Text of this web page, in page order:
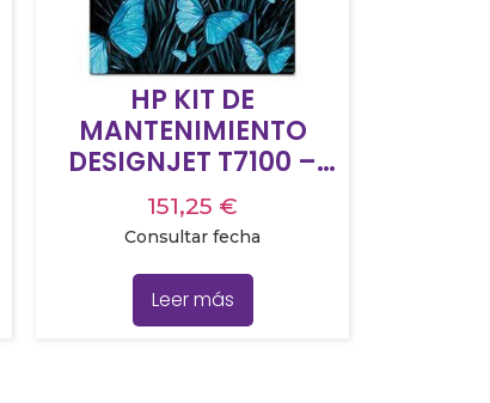
HP KIT DE
MANTENIMIENTO
DESIGNJET T7100 –
Nº761
151,25 €
Consultar fecha
Leer más